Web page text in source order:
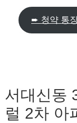
➨ 청약 통
서대신동
럴 2차 아